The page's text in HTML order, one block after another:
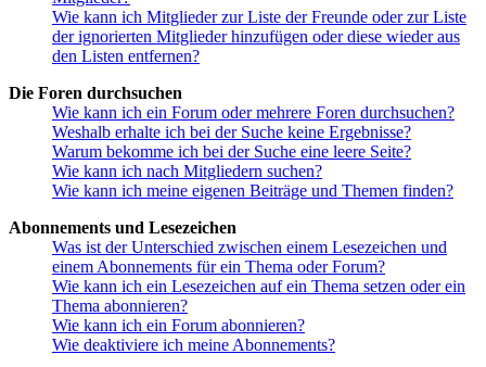
Wie kann ich Mitglieder zur Liste der Freunde oder zur Liste
der ignorierten Mitglieder hinzufügen oder diese wieder aus
den Listen entfernen?
Die Foren durchsuchen
Wie kann ich ein Forum oder mehrere Foren durchsuchen?
Weshalb erhalte ich bei der Suche keine Ergebnisse?
Warum bekomme ich bei der Suche eine leere Seite?
Wie kann ich nach Mitgliedern suchen?
Wie kann ich meine eigenen Beiträge und Themen finden?
Abonnements und Lesezeichen
Was ist der Unterschied zwischen einem Lesezeichen und
einem Abonnements für ein Thema oder Forum?
Wie kann ich ein Lesezeichen auf ein Thema setzen oder ein
Thema abonnieren?
Wie kann ich ein Forum abonnieren?
Wie deaktiviere ich meine Abonnements?